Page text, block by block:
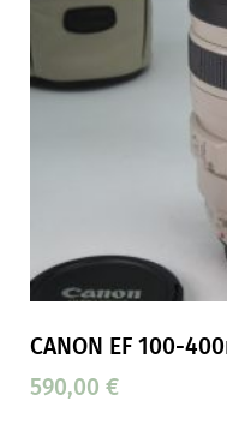
CANON EF 100-
590,00 €